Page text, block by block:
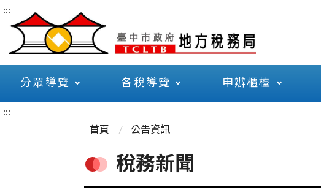
:::
分眾導覽 各稅導覽 申辦櫃檯
:::
首頁
公告資訊
稅務新聞